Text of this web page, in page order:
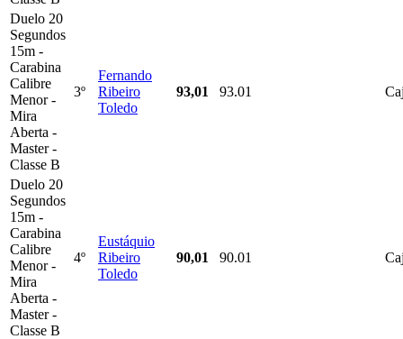
Duelo 20
Segundos
15m -
Carabina
Calibre
Menor -
Mira
Aberta -
Master -
Classe B
3º
Fernando
Ribeiro
Toledo
93,01 93.01
Duelo 20
Segundos
15m -
Carabina
Calibre
Menor -
Mira
Aberta -
Master -
Classe B
4º
Eustáquio
Ribeiro
Toledo
90,01 90.01